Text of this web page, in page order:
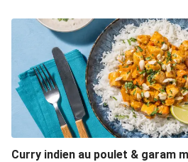
Curry indien au poulet & garam